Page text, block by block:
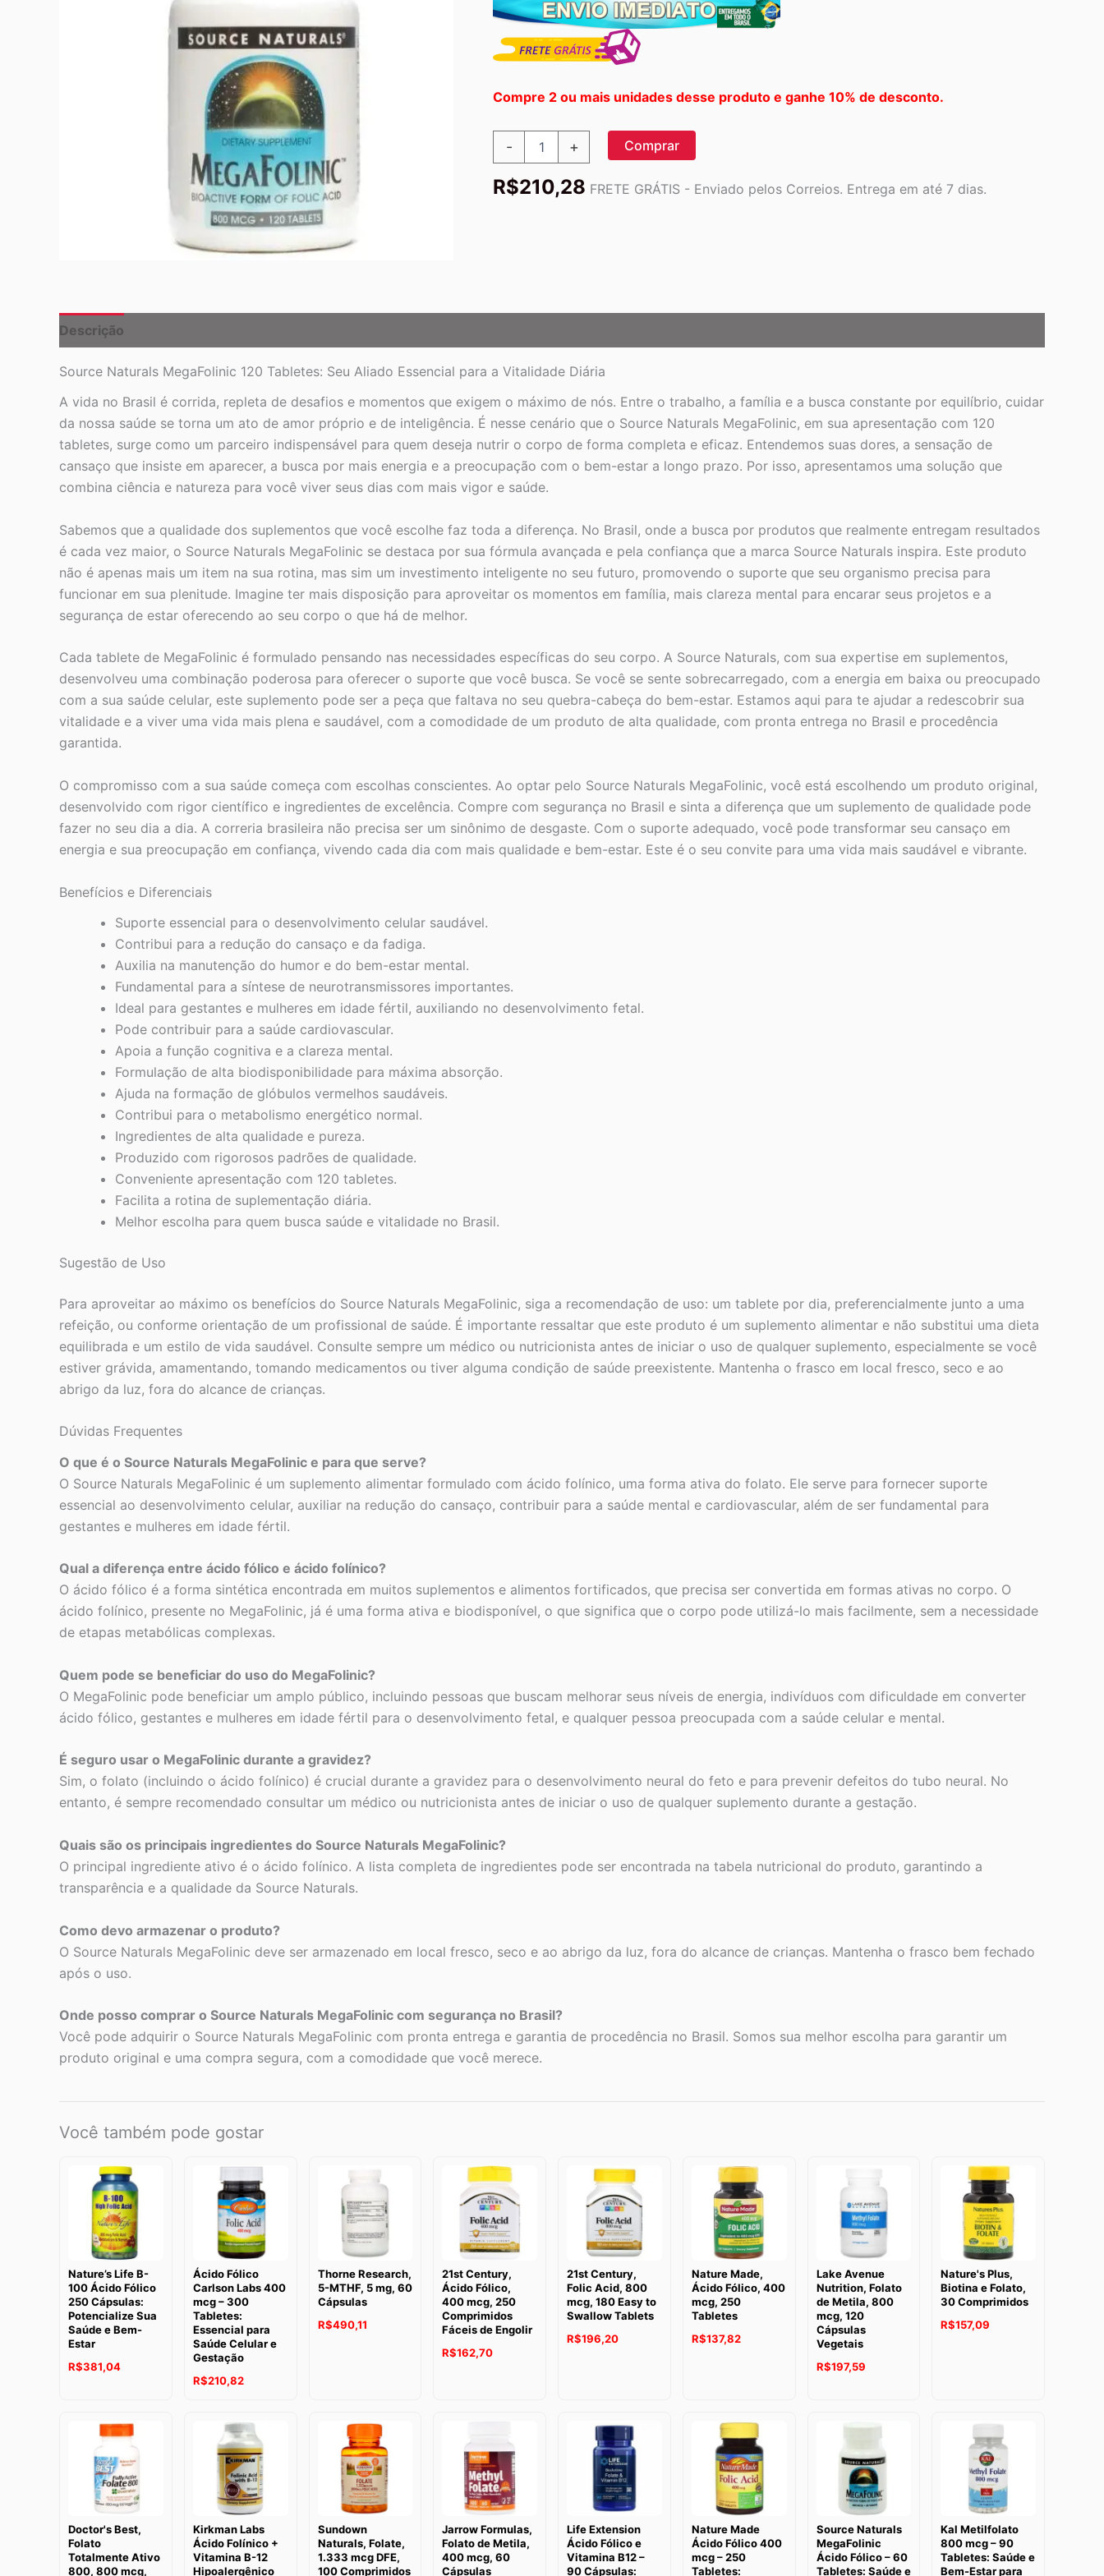
Compre 2 ou mais unidades desse produto e ganhe 10% de desconto.
-
120
+ Comprar
R$210,28 FRETE GRÁTIS - Enviado pelos Correios. Entrega em até 7 dias.
Descrição
Source Naturals MegaFolinic 120 Tabletes: Seu Aliado Essencial para a Vitalidade Diária
A vida no Brasil é corrida, repleta de desafios e momentos que exigem o máximo de nós. Entre o trabalho, a família e a busca constante por equilíbrio, cuidar
da nossa saúde se torna um ato de amor próprio e de inteligência. É nesse cenário que o Source Naturals MegaFolinic, em sua apresentação com 120
tabletes, surge como um parceiro indispensável para quem deseja nutrir o corpo de forma completa e eficaz. Entendemos suas dores, a sensação de
cansaço que insiste em aparecer, a busca por mais energia e a preocupação com o bem-estar a longo prazo. Por isso, apresentamos uma solução que
combina ciência e natureza para você viver seus dias com mais vigor e saúde.
Sabemos que a qualidade dos suplementos que você escolhe faz toda a diferença. No Brasil, onde a busca por produtos que realmente entregam resultados
é cada vez maior, o Source Naturals MegaFolinic se destaca por sua fórmula avançada e pela confiança que a marca Source Naturals inspira. Este produto
não é apenas mais um item na sua rotina, mas sim um investimento inteligente no seu futuro, promovendo o suporte que seu organismo precisa para
funcionar em sua plenitude. Imagine ter mais disposição para aproveitar os momentos em família, mais clareza mental para encarar seus projetos e a
segurança de estar oferecendo ao seu corpo o que há de melhor.
Cada tablete de MegaFolinic é formulado pensando nas necessidades específicas do seu corpo. A Source Naturals, com sua expertise em suplementos,
desenvolveu uma combinação poderosa para oferecer o suporte que você busca. Se você se sente sobrecarregado, com a energia em baixa ou preocupado
com a sua saúde celular, este suplemento pode ser a peça que faltava no seu quebra-cabeça do bem-estar. Estamos aqui para te ajudar a redescobrir sua
vitalidade e a viver uma vida mais plena e saudável, com a comodidade de um produto de alta qualidade, com pronta entrega no Brasil e procedência
garantida.
O compromisso com a sua saúde começa com escolhas conscientes. Ao optar pelo Source Naturals MegaFolinic, você está escolhendo um produto original,
desenvolvido com rigor científico e ingredientes de excelência. Compre com segurança no Brasil e sinta a diferença que um suplemento de qualidade pode
fazer no seu dia a dia. A correria brasileira não precisa ser um sinônimo de desgaste. Com o suporte adequado, você pode transformar seu cansaço em
energia e sua preocupação em confiança, vivendo cada dia com mais qualidade e bem-estar. Este é o seu convite para uma vida mais saudável e vibrante.
Benefícios e Diferenciais
Suporte essencial para o desenvolvimento celular saudável.
Contribui para a redução do cansaço e da fadiga.
Auxilia na manutenção do humor e do bem-estar mental.
Fundamental para a síntese de neurotransmissores importantes.
Ideal para gestantes e mulheres em idade fértil, auxiliando no desenvolvimento fetal.
Pode contribuir para a saúde cardiovascular.
Apoia a função cognitiva e a clareza mental.
Formulação de alta biodisponibilidade para máxima absorção.
Ajuda na formação de glóbulos vermelhos saudáveis.
Contribui para o metabolismo energético normal.
Ingredientes de alta qualidade e pureza.
Produzido com rigorosos padrões de qualidade.
Conveniente apresentação com 120 tabletes.
Facilita a rotina de suplementação diária.
Melhor escolha para quem busca saúde e vitalidade no Brasil.
Sugestão de Uso
Para aproveitar ao máximo os benefícios do Source Naturals MegaFolinic, siga a recomendação de uso: um tablete por dia, preferencialmente junto a uma
refeição, ou conforme orientação de um profissional de saúde. É importante ressaltar que este produto é um suplemento alimentar e não substitui uma dieta
equilibrada e um estilo de vida saudável. Consulte sempre um médico ou nutricionista antes de iniciar o uso de qualquer suplemento, especialmente se você
estiver grávida, amamentando, tomando medicamentos ou tiver alguma condição de saúde preexistente. Mantenha o frasco em local fresco, seco e ao
abrigo da luz, fora do alcance de crianças.
Dúvidas Frequentes
O que é o Source Naturals MegaFolinic e para que serve?
O Source Naturals MegaFolinic é um suplemento alimentar formulado com ácido folínico, uma forma ativa do folato. Ele serve para fornecer suporte
essencial ao desenvolvimento celular, auxiliar na redução do cansaço, contribuir para a saúde mental e cardiovascular, além de ser fundamental para
gestantes e mulheres em idade fértil.
Qual a diferença entre ácido fólico e ácido folínico?
O ácido fólico é a forma sintética encontrada em muitos suplementos e alimentos fortificados, que precisa ser convertida em formas ativas no corpo. O
ácido folínico, presente no MegaFolinic, já é uma forma ativa e biodisponível, o que significa que o corpo pode utilizá-lo mais facilmente, sem a necessidade
de etapas metabólicas complexas.
Quem pode se beneficiar do uso do MegaFolinic?
O MegaFolinic pode beneficiar um amplo público, incluindo pessoas que buscam melhorar seus níveis de energia, indivíduos com dificuldade em converter
ácido fólico, gestantes e mulheres em idade fértil para o desenvolvimento fetal, e qualquer pessoa preocupada com a saúde celular e mental.
É seguro usar o MegaFolinic durante a gravidez?
Sim, o folato (incluindo o ácido folínico) é crucial durante a gravidez para o desenvolvimento neural do feto e para prevenir defeitos do tubo neural. No
entanto, é sempre recomendado consultar um médico ou nutricionista antes de iniciar o uso de qualquer suplemento durante a gestação.
Quais são os principais ingredientes do Source Naturals MegaFolinic?
O principal ingrediente ativo é o ácido folínico. A lista completa de ingredientes pode ser encontrada na tabela nutricional do produto, garantindo a
transparência e a qualidade da Source Naturals.
Como devo armazenar o produto?
O Source Naturals MegaFolinic deve ser armazenado em local fresco, seco e ao abrigo da luz, fora do alcance de crianças. Mantenha o frasco bem fechado
após o uso.
Onde posso comprar o Source Naturals MegaFolinic com segurança no Brasil?
Você pode adquirir o Source Naturals MegaFolinic com pronta entrega e garantia de procedência no Brasil. Somos sua melhor escolha para garantir um
produto original e uma compra segura, com a comodidade que você merece.
Você também pode gostar
Nature’s Life B-
100 Ácido Fólico
250 Cápsulas:
Potencialize Sua
Saúde e Bem-
Estar
R$381,04
Ácido Fólico
Carlson Labs 400
mcg – 300
Tabletes:
Essencial para
Saúde Celular e
Gestação
R$210,82
Thorne Research,
5-MTHF, 5 mg, 60
Cápsulas
R$490,11
21st Century,
Ácido Fólico,
400 mcg, 250
Comprimidos
Fáceis de Engolir
R$162,70
21st Century,
Folic Acid, 800
mcg, 180 Easy to
Swallow Tablets
R$196,20
Nature Made,
Ácido Fólico, 400
mcg, 250
Tabletes
R$137,82
Lake Avenue
Nutrition, Folato
de Metila, 800
mcg, 120
Cápsulas
Vegetais
R$197,59
Nature's Plus,
Biotina e Folato,
30 Comprimidos
R$157,09
Doctor's Best,
Folato
Totalmente Ativo
800, 800 mcg,
Kirkman Labs
Ácido Folínico +
Vitamina B-12
Hipoalergênico
Sundown
Naturals, Folate,
1.333 mcg DFE,
100 Comprimidos
Jarrow Formulas,
Folato de Metila,
400 mcg, 60
Cápsulas
Life Extension
Ácido Fólico e
Vitamina B12 –
90 Cápsulas:
Nature Made
Ácido Fólico 400
mcg – 250
Tabletes:
Source Naturals
MegaFolinic
Ácido Fólico – 60
Tabletes: Saúde e
Kal Metilfolato
800 mcg – 90
Tabletes: Saúde e
Bem-Estar para